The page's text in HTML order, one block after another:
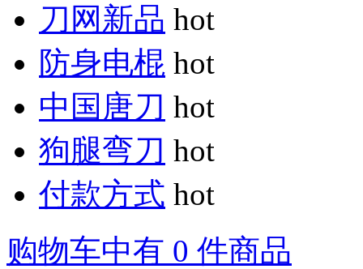
刀网新品 hot
防身电棍 hot
中国唐刀 hot
狗腿弯刀 hot
付款方式 hot
购物车中有 0 件商品